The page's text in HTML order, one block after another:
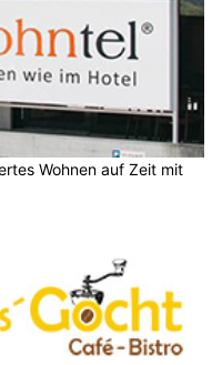
Wohnen auf Zeit mit